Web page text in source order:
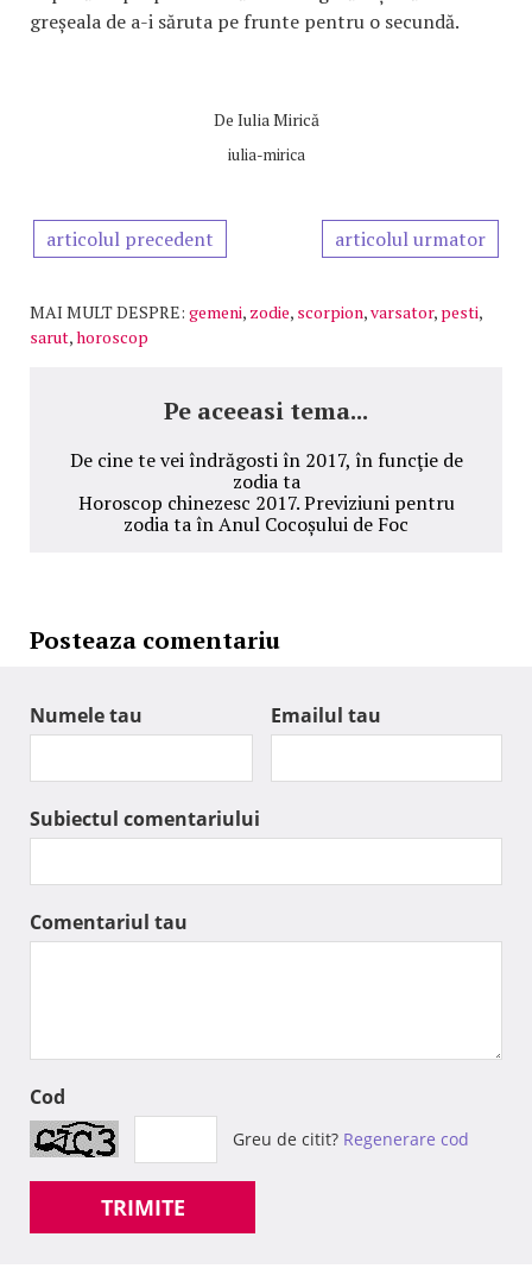
greșeala de a-i săruta pe frunte pentru o secundă.
De Iulia Mirică
iulia-mirica
articolul precedent articolul urmator
MAI MULT DESPRE: gemeni, zodie, scorpion,varsator, pesti,
sarut,horoscop
Pe aceeasi tema...
De cine te vei îndrăgosti în 2017, în funcţie de
zodia ta
Horoscop chinezesc 2017. Previziuni pentru
zodia ta în Anul Cocoșului de Foc
Posteaza comentariu
Numele tau Emailul tau
Subiectul comentariului
Comentariul tau
Cod
Greu de citit? Regenerare cod
TRIMITE